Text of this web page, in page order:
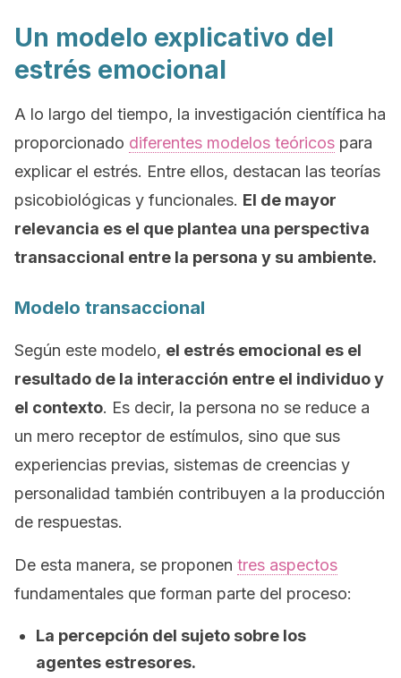
Un modelo explicativo del
estrés emocional
A lo largo del tiempo, la investigación científica ha
proporcionado diferentes modelos teóricos para
explicar el estrés. Entre ellos, destacan las teorías
psicobiológicas y funcionales. El de mayor
relevancia es el que plantea una perspectiva
transaccional entre la persona y su ambiente.
Modelo transaccional
Según este modelo, el estrés emocional es el
resultado de la interacción entre el individuo y
el contexto. Es decir, la persona no se reduce a
un mero receptor de estímulos, sino que sus
experiencias previas, sistemas de creencias y
personalidad también contribuyen a la producción
de respuestas.
De esta manera, se proponen tres aspectos
fundamentales que forman parte del proceso:
La percepción del sujeto sobre los
agentes estresores.